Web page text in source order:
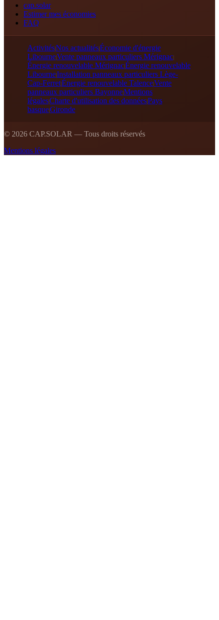
cap.solar
Estimer mes économies
FAQ
ActivitésNos actualitésÉconomie d'énergie
LibourneVente panneaux particuliers Mérignac
Énergie renouvelable MérignacÉnergie renouvelable
LibourneInstallation panneaux particuliers Lège-
Cap-FerretÉnergie renouvelable TalenceVente
panneaux particuliers BayonneMentions
légalesCharte d'utilisation des donnéesPays
basqueGironde
© 2026 CAP.SOLAR — Tous droits réservés
Mentions légales